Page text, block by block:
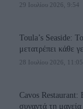
29 Ιουλίου 2026, 9:54
Toula’s Seaside:
μετατρέπει κάθε
28 Ιουλίου 2026, 11:05
Cavos Restaurant:
συναντά τη